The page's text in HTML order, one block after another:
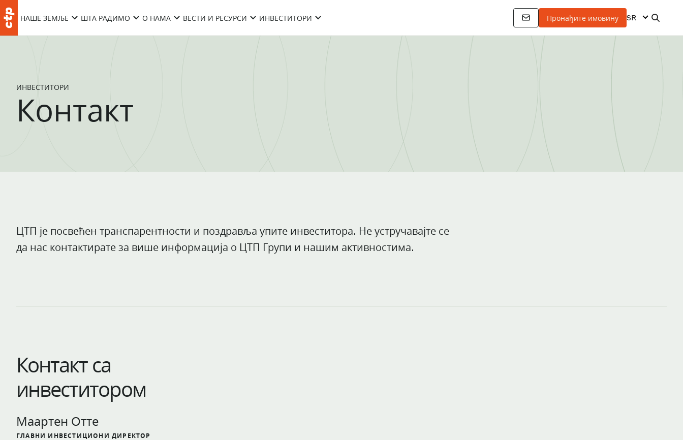
НАШЕ ЗЕМЉЕ ШТА РАДИМО О НАМА ВЕСТИ И РЕСУРСИ ИНВЕСТИТОРИ Пронађите имовину SR
ИНВЕСТИТОРИ
Контакт
ЦТП је посвећен транспарентности и поздравља упите инвеститора. Не устручавајте се
да нас контактирате за више информација о ЦТП Групи и нашим активностима.
Контакт са
инвеститором
Маартен Отте
ГЛАВНИ ИНВЕСТИЦИОНИ ДИРЕКТОР